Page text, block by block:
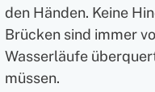
den Händen. Keine
Brücken sind immer
Wasserläufe
müssen.